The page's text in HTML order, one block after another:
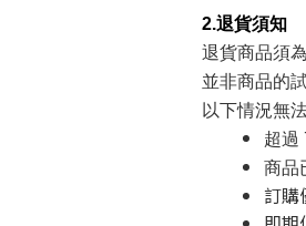
2.退貨須知
退貨商品須
並非商品的
以下情況無
超過
商品
訂購